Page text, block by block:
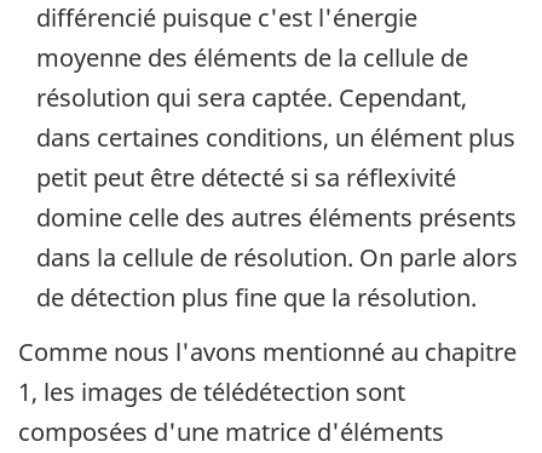
différencié puisque c'est l'énergie
moyenne des éléments de la cellule de
résolution qui sera captée. Cependant,
dans certaines conditions, un élément plus
petit peut être détecté si sa réflexivité
domine celle des autres éléments présents
dans la cellule de résolution. On parle alors
de détection plus fine que la résolution.
Comme nous l'avons mentionné au chapitre
1, les images de télédétection sont
composées d'une matrice d'éléments